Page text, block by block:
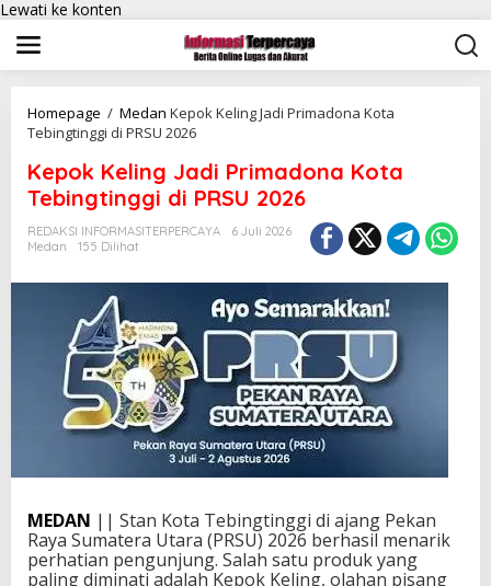
Lewati ke konten
Homepage / Medan Kepok Keling Jadi Primadona Kota
Tebingtinggi di PRSU 2026
Kepok Keling Jadi Primadona Kota
Tebingtinggi di PRSU 2026
REDAKSI INFORMASITERPERCAYA
6 Juli 2026
Medan
155 Dilihat
MEDAN || Stan Kota Tebingtinggi di ajang Pekan
Raya Sumatera Utara (PRSU) 2026 berhasil menarik
perhatian pengunjung. Salah satu produk yang
paling diminati adalah Kepok Keling, olahan pisang